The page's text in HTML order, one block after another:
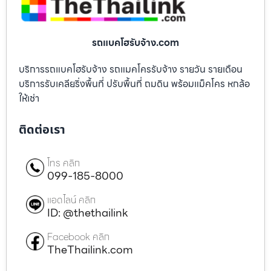
รถแบคโฮรับจ้าง.com
บริการรถแบคโฮรับจ้าง รถแมคโครรับจ้าง รายวัน รายเดือน
บริการรับเคลียริ่งพื้นที่ ปรับพื้นที่ ถมดิน พร้อมแม็คโคร หกล้อ
ให้เช่า
ติดต่อเรา
โทร คลิก
099-185-8000
แอดไลน์ คลิก
ID: @thethailink
Facebook คลิก
TheThailink.com